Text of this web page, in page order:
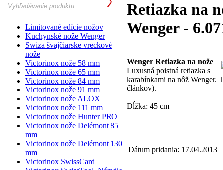
Limitované edície nožov
Kuchynské nože Wenger
Swiza švajčiarske vreckové
nože
Victorinox nože 58 mm
Victorinox nože 65 mm
Victorinox nože 84 mm
Victorinox nože 91 mm
Victorinox nože ALOX
Victorinox nože 111 mm
Victorinox nože Hunter PRO
Victorinox nože Delémont 85
mm
Victorinox nože Delémont 130
mm
Victorinox SwissCard
Retiazka na
Wenger -
Wenger Retiazka na nože
Luxusná poistná retiazka s
karabínkami na nôž Wenger.
článkov).
Dĺžka: 45 cm
Dátum pridania: 17.04.2013